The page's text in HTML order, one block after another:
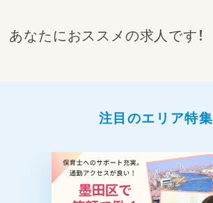
あなたにおススメの求人です！
注目のエリア特集